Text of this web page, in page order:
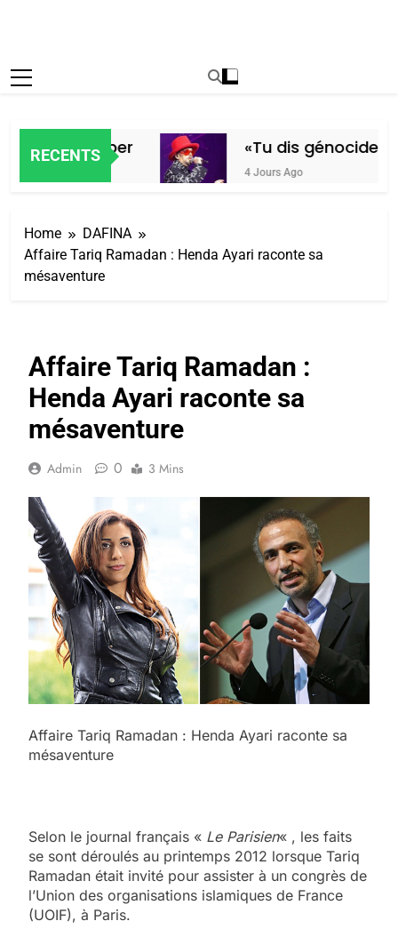
RECENTS
Loya Stauber «Tu dis génocide,
4 Jours Ago
Home
DAFINA
Affaire Tariq Ramadan : Henda Ayari raconte sa
mésaventure
Affaire Tariq Ramadan :
Henda Ayari raconte sa
mésaventure
Admin 0 3 Mins
Affaire Tariq Ramadan : Henda Ayari raconte sa
mésaventure
Selon le journal français « Le Parisien« , les faits
se sont déroulés au printemps 2012 lorsque Tariq
Ramadan était invité pour assister à un congrès de
l’Union des organisations islamiques de France
(UOIF), à Paris.